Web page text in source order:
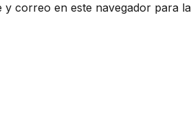
y correo en este navegador para la